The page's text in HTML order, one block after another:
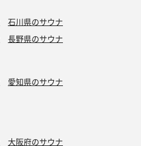
石川県のサウナ
長野県のサウナ
愛知県のサウナ
大阪府のサウナ